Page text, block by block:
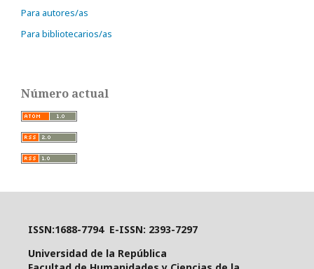
Para autores/as
Para bibliotecarios/as
Número actual
ISSN:1688-7794 E-ISSN: 2393-7297
Universidad de la República